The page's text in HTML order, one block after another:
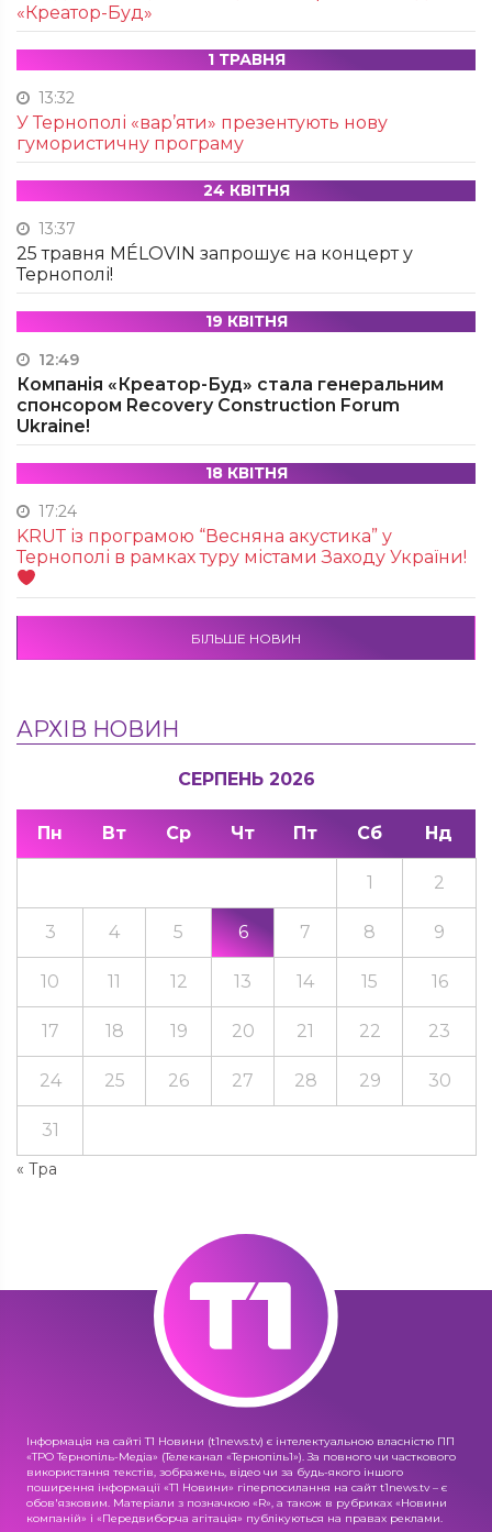
«Креатор-Буд»
1 ТРАВНЯ
13:32
У Тернополі «вар’яти» презентують нову
гумористичну програму
24 КВІТНЯ
13:37
25 травня MÉLOVIN запрошує на концерт у
Тернополі!
19 КВІТНЯ
12:49
Компанія «Креатор-Буд» стала генеральним
спонсором Recovery Construction Forum
Ukraine!
18 КВІТНЯ
17:24
KRUТ із програмою “Весняна акустика” у
Тернополі в рамках туру містами Заходу України!
БІЛЬШЕ НОВИН
АРХІВ НОВИН
СЕРПЕНЬ 2026
Пн Вт Ср Чт Пт Сб Нд
« Тра
1 2
3 4 5 6 7 8 9
10 11 12 13 14 15 16
17 18 19 20 21 22 23
24 25 26 27 28 29 30
31
Інформація на сайті Т1 Новини (t1news.tv) є інтелектуальною власністю ПП
«ТРО Тернопіль-Медіа» (Телеканал «Тернопіль1»). За повного чи часткового
використання текстів, зображень, відео чи за будь-якого іншого
поширення інформації «Т1 Новини» гіперпосилання на сайт t1news.tv – є
обов'язковим. Матеріали з позначкою «R», а також в рубриках «Новини
компаній» і «Передвиборча агітація» публікуються на правах реклами.